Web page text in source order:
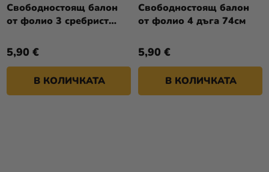
Свободностоящ балон
от фолио 3 сребрист
5,90 €
В КОЛИЧКАТА
Свободностоящ балон
от фолио 4 дъга 74см
5,90 €
В КОЛИЧКАТА